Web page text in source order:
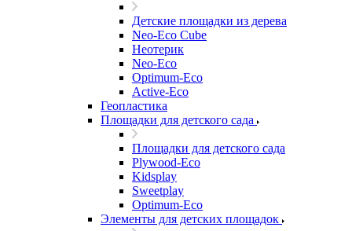
Детские площадки из дерева
Neo-Eco Cube
Неотерик
Neo-Eco
Оptimum-Еco
Active-Eco
Геопластика
Площадки для детского сада
Площадки для детского сада
Plywood-Eco
Kidsplay
Sweetplay
Оptimum-Еco
Элементы для детских площадок